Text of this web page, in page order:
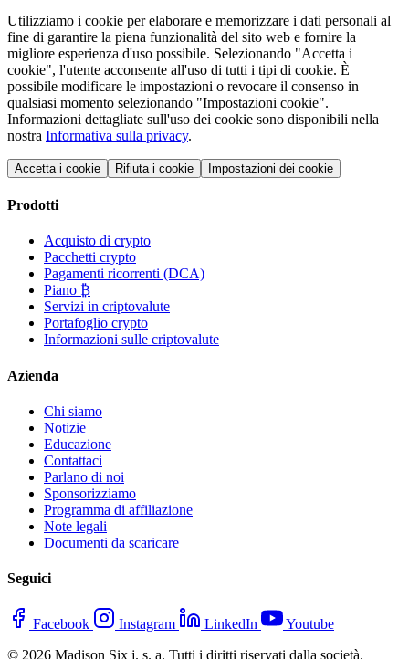
Utilizziamo i cookie per elaborare e memorizzare i dati personali al
fine di garantire la piena funzionalità del sito web e fornire la
migliore esperienza d'uso possibile. Selezionando "Accetta i
cookie", l'utente acconsente all'uso di tutti i tipi di cookie. È
possibile modificare le impostazioni o revocare il consenso in
qualsiasi momento selezionando "Impostazioni cookie".
Informazioni dettagliate sull'uso dei cookie sono disponibili nella
nostra Informativa sulla privacy.
Accetta i cookie Rifiuta i cookie Impostazioni dei cookie
Prodotti
Acquisto di crypto
Pacchetti crypto
Pagamenti ricorrenti (DCA)
Piano ₿
Servizi in criptovalute
Portafoglio crypto
Informazioni sulle criptovalute
Azienda
Chi siamo
Notizie
Educazione
Contattaci
Parlano di noi
Sponsorizziamo
Programma di affiliazione
Note legali
Documenti da scaricare
Seguici
Facebook Instagram LinkedIn
Youtube
© 2026 Madison Six j. s. a. Tutti i diritti riservati dalla società.